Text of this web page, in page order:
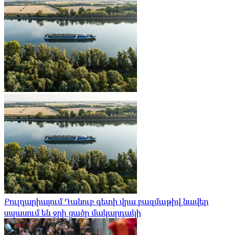
Բուլղարիայում Դանուբ գետի վրա բազմաթիվ նավեր
սպասում են ջրի ցածր մակարդակի